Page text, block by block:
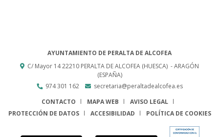
AYUNTAMIENTO DE PERALTA DE ALCOFEA
C/ Mayor 1422210 PERALTA DE ALCOFEA (HUESCA) - ARAGÓN
(ESPAÑA)
974 301 162
secretaria@peraltadealcofea.es
CONTACTO
MAPA WEB
AVISO LEGAL
PROTECCIÓN DE DATOS
ACCESIBILIDAD POLÍTICA DE COOKIES